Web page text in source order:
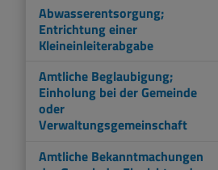
Abwasserentsorgung;
Entrichtung einer
Kleineinleiterabgabe
Amtliche Beglaubigung;
Einholung bei der Gemeinde
oder
Verwaltungsgemeinschaft
Amtliche Bekanntmachungen